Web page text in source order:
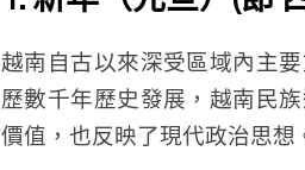
越南自古以來深受區域內主
歷數千年歷史發展，越南民
價值，也反映了現代政治思想